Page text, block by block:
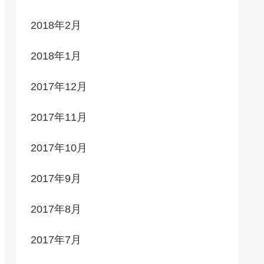
2018年2月
2018年1月
2017年12月
2017年11月
2017年10月
2017年9月
2017年8月
2017年7月